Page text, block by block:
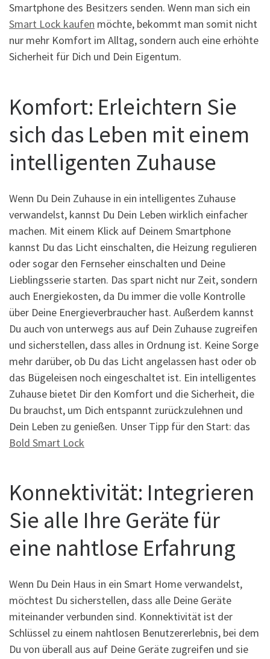
Smartphone des Besitzers senden. Wenn man sich ein
Smart Lock kaufen möchte, bekommt man somit nicht
nur mehr Komfort im Alltag, sondern auch eine erhöhte
Sicherheit für Dich und Dein Eigentum.
Komfort: Erleichtern Sie
sich das Leben mit einem
intelligenten Zuhause
Wenn Du Dein Zuhause in ein intelligentes Zuhause
verwandelst, kannst Du Dein Leben wirklich einfacher
machen. Mit einem Klick auf Deinem Smartphone
kannst Du das Licht einschalten, die Heizung regulieren
oder sogar den Fernseher einschalten und Deine
Lieblingsserie starten. Das spart nicht nur Zeit, sondern
auch Energiekosten, da Du immer die volle Kontrolle
über Deine Energieverbraucher hast. Außerdem kannst
Du auch von unterwegs aus auf Dein Zuhause zugreifen
und sicherstellen, dass alles in Ordnung ist. Keine Sorge
mehr darüber, ob Du das Licht angelassen hast oder ob
das Bügeleisen noch eingeschaltet ist. Ein intelligentes
Zuhause bietet Dir den Komfort und die Sicherheit, die
Du brauchst, um Dich entspannt zurückzulehnen und
Dein Leben zu genießen. Unser Tipp für den Start: das
Bold Smart Lock
Konnektivität: Integrieren
Sie alle Ihre Geräte für
eine nahtlose Erfahrung
Wenn Du Dein Haus in ein Smart Home verwandelst,
möchtest Du sicherstellen, dass alle Deine Geräte
miteinander verbunden sind. Konnektivität ist der
Schlüssel zu einem nahtlosen Benutzererlebnis, bei dem
Du von überall aus auf Deine Geräte zugreifen und sie